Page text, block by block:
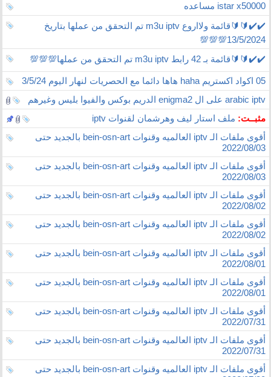
istar x50000 مساعده
✔️✔️🔰🔰قائمة ولااروع m3u iptv تم التحقق من عملها بتاريخ
13/5/2024💯💯💯
✔️✔️🔰🔰قائمة بـ 42 رابط m3u iptv تم التحقق من عملها💯💯💯
05 اكواد اكستريم haha هاها دائما مع الحصريات لنهار اليوم 3/5/24
arabic iptv على ال enigma2 الدريم بوكس والفيوا بليس وغيرهم
مثبــت: ملف استار ليف وهرشمان لقنوات iptv
أقوى ملفات الـ iptv العالميه وقنوات bein-osn-art بالجديد حتى
2022/08/03
أقوى ملفات الـ iptv العالميه وقنوات bein-osn-art بالجديد حتى
2022/08/03
أقوى ملفات الـ iptv العالميه وقنوات bein-osn-art بالجديد حتى
2022/08/02
أقوى ملفات الـ iptv العالميه وقنوات bein-osn-art بالجديد حتى
2022/08/02
أقوى ملفات الـ iptv العالميه وقنوات bein-osn-art بالجديد حتى
2022/08/01
أقوى ملفات الـ iptv العالميه وقنوات bein-osn-art بالجديد حتى
2022/08/01
أقوى ملفات الـ iptv العالميه وقنوات bein-osn-art بالجديد حتى
2022/07/31
أقوى ملفات الـ iptv العالميه وقنوات bein-osn-art بالجديد حتى
2022/07/31
أقوى ملفات الـ iptv العالميه وقنوات bein-osn-art بالجديد حتى